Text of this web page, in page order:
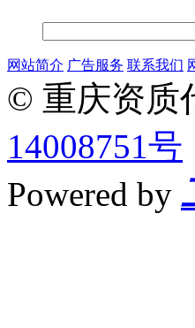
网站简介 广告服务 联系我们
© 重庆资质
14008751号
Powered by